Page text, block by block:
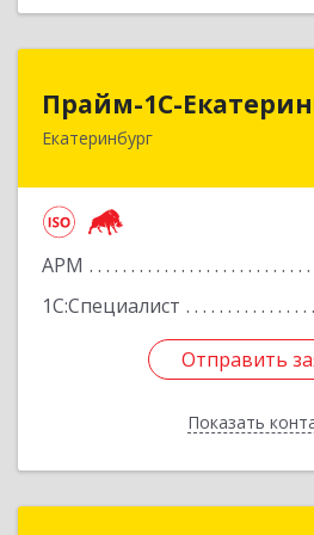
Прайм-1С-
Екатеринбург
АРМ
1С:Специалист
Отправить
Показать
Прайм-1С-
620142, Свердловская
Отправить
Назад